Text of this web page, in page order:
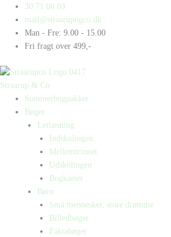
indholdet
30 71 00 03
mail@straarupogco.dk
Man - Fre: 9.00 - 15.00
Fri fragt over 499,-
Straarup & Co
Sommerbogpakker
Bøger
Letlæsning
Indskolingen
Mellemtrinnet
Udskolingen
Bogkasser
Børn
Små mennesker, store drømme
Billedbøger
Faktabøger
Products
search
Products
search
kårde